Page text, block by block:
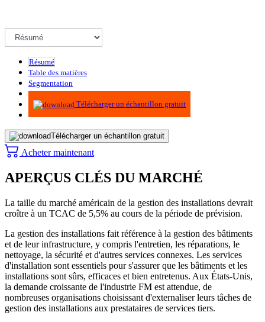
Résumé
Table des matières
Segmentation
Méthodologie
Télécharger un échantillon gratuit
Télécharger un échantillon gratuit
Acheter maintenant
APERÇUS CLÉS DU MARCHÉ
La taille du marché américain de la gestion des installations devrait
croître à un TCAC de 5,5% au cours de la période de prévision.
La gestion des installations fait référence à la gestion des bâtiments
et de leur infrastructure, y compris l'entretien, les réparations, le
nettoyage, la sécurité et d'autres services connexes. Les services
d'installation sont essentiels pour s'assurer que les bâtiments et les
installations sont sûrs, efficaces et bien entretenus. Aux États-Unis,
la demande croissante de l'industrie FM est attendue, de
nombreuses organisations choisissant d'externaliser leurs tâches de
gestion des installations aux prestataires de services tiers.